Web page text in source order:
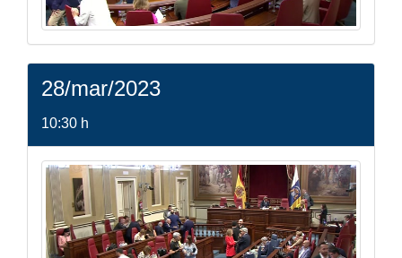
28/mar/2023
10:30 h